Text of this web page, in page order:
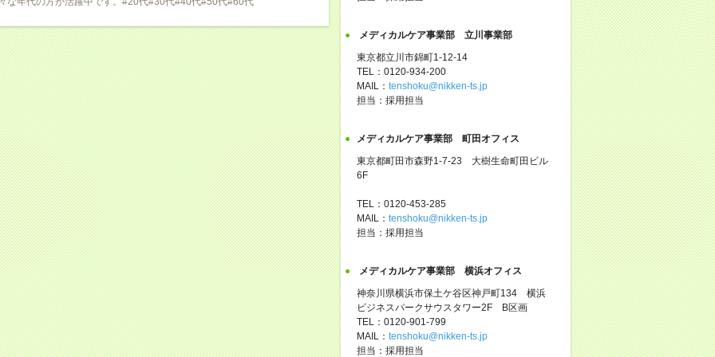
メディカルケア事業部 立川事業部
東京都立川市錦町1-12-14
TEL：0120-934-200
MAIL： tenshoku@nikken-ts.jp
担当：採用担当
メディカルケア事業部 町田オフィス
東京都町田市森野1-7-23 大樹生命町田ビル
6F
TEL：0120-453-285
MAIL： tenshoku@nikken-ts.jp
担当：採用担当
メディカルケア事業部 横浜オフィス
神奈川県横浜市保土ケ谷区神戸町134 横浜
ビジネスパークサウスタワー2F B区画
TEL：0120-901-799
MAIL： tenshoku@nikken-ts.jp
担当：採用担当